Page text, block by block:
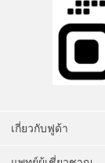
เกี่ยวกับฟูด้า